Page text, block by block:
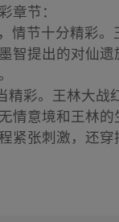
章节：
情节十分精彩
智提出的对仙
精彩。王林大
情意境和王林
紧张刺激，还穿